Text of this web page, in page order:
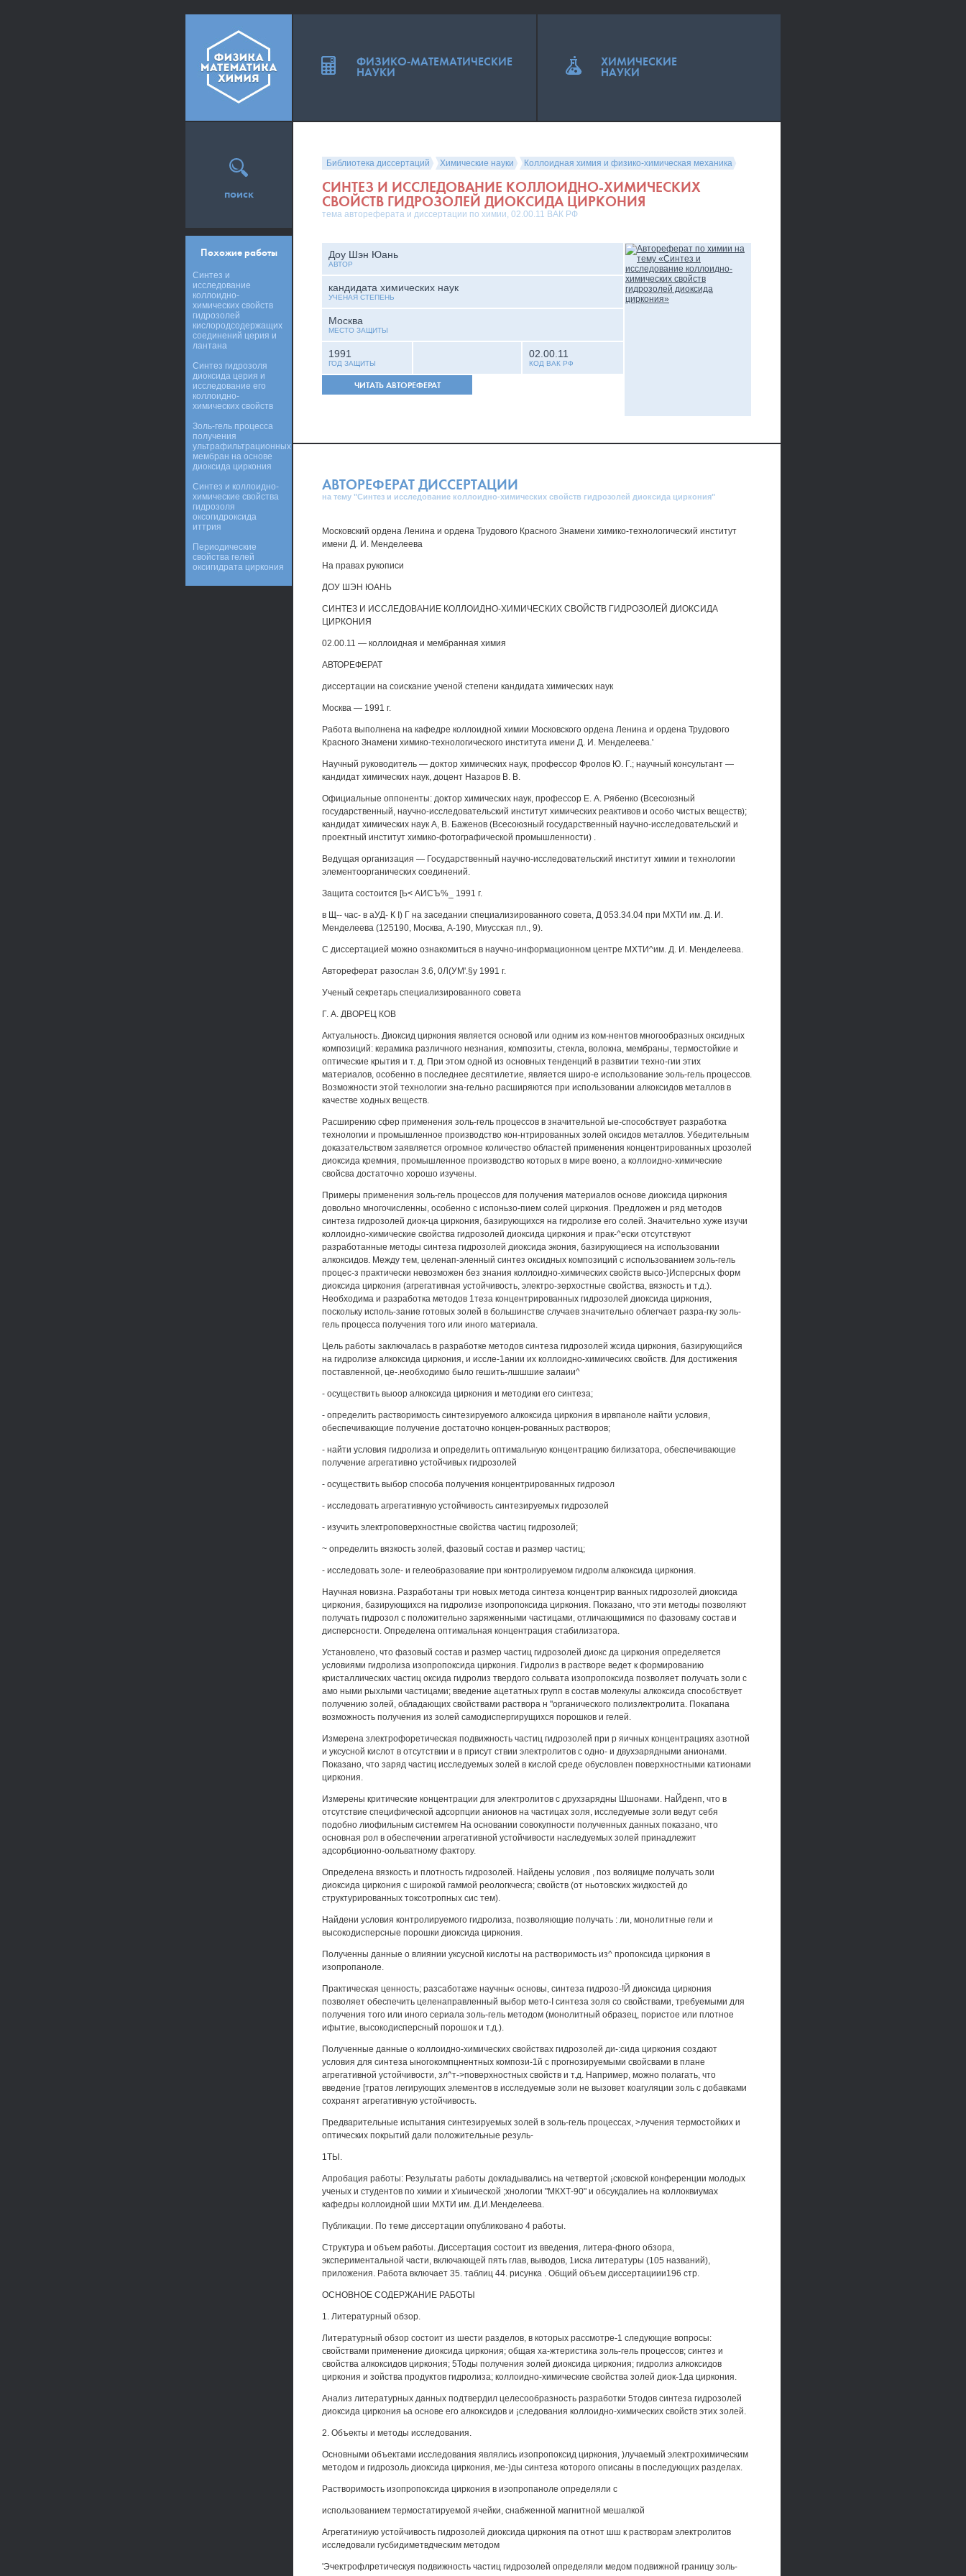
Библиотека диссертаций Химические науки Коллоидная химия и физико-химическая механика
СИНТЕЗ И ИССЛЕДОВАНИЕ КОЛЛОИДНО-ХИМИЧЕСКИХ
СВОЙСТВ ГИДРОЗОЛЕЙ ДИОКСИДА ЦИРКОНИЯ
тема автореферата и диссертации по химии, 02.00.11 ВАК РФ
Доу Шэн Юань
АВТОР
кандидата химических наук
УЧЕНАЯ СТЕПЕНЬ
Москва
МЕСТО ЗАЩИТЫ
1991
ГОД ЗАЩИТЫ
02.00.11
КОД ВАК РФ
ЧИТАТЬ АВТОРЕФЕРАТ
АВТОРЕФЕРАТ ДИССЕРТАЦИИ
на тему "Синтез и исследование коллоидно-химических свойств гидрозолей диоксида циркония"
Московский ордена Ленина и ордена Трудового Красного Знамени химико-технологический институт
имени Д. И. Менделеева
На правах рукописи
ДОУ ШЭН ЮАНЬ
СИНТЕЗ И ИССЛЕДОВАНИЕ КОЛЛОИДНО-ХИМИЧЕСКИХ СВОЙСТВ ГИДРОЗОЛЕЙ ДИОКСИДА
ЦИРКОНИЯ
02.00.11 — коллоидная и мембранная химия
АВТОРЕФЕРАТ
диссертации на соискание ученой степени кандидата химических наук
Москва — 1991 г.
Работа выполнена на кафедре коллоидной химии Московского ордена Ленина и ордена Трудового
Красного Знамени химико-технологического института имени Д. И. Менделеева.'
Научный руководитель — доктор химических наук, профессор Фролов Ю. Г.; научный консультант —
кандидат химических наук, доцент Назаров В. В.
Официальные оппоненты: доктор химических наук, профессор Е. А. Рябенко (Всесоюзный
государственный, научно-исследовательский институт химических реактивов и особо чистых веществ);
кандидат химических наук А, В. Баженов (Всесоюзный государственный научно-исследовательский и
проектный институт химико-фотографической промышленности) .
Ведущая организация — Государственный научно-исследовательский институт химии и технологии
элементоорганических соединений.
Защита состоится [Ь< АИСЪ%_ 1991 г.
в Щ-- час- в аУД- К I) Г на заседании специализированного совета, Д 053.34.04 при МХТИ им. Д. И.
Менделеева (125190, Москва, А-190, Миусская пл., 9).
С диссертацией можно ознакомиться в научно-информационном центре МХТИ^им. Д. И. Менделеева.
Автореферат разослан 3.6, 0Л(УМ'.§у 1991 г.
Ученый секретарь специализированного совета
Г. А. ДВОРЕЦ КОВ
Актуальность. Диоксид циркония является основой или одним из ком-нентов многообразных оксидных
композиций: керамика различного незнания, композиты, стекла, волокна, мембраны, термостойкие и
оптические крытия и т. д. При этом одной из основных тенденций в развитии техно-гии этих
материалов, особенно в последнее десятилетие, является широ-е использование эоль-гель процессов.
Возможности этой технологии зна-гельно расширяются при использовании алкоксидов металлов в
качестве ходных веществ.
Расширению сфер применения золь-гель процессов в значительной ые-способствует разработка
технологии и промышленное производство кон-нтрированных золей оксидов металлов. Убедительным
доказательством заявляется огромное количество областей применения концентрированных црозолей
диоксида кремния, промышленное производство которых в мире воено, а коллоидно-химические
свойсва достаточно хорошо изучены.
Примеры применения золь-гель процессов для получения материалов основе диоксида циркония
довольно многочисленны, особенно с испоньзо-пием солей циркония. Предложен и ряд методов
синтеза гидрозолей диок-ца циркония, базирующихся на гидролизе его солей. Значительно хуже изучи
коллоидно-химические свойства гидрозолей диоксида циркония и прак-^ески отсутствуют
разработанные методы синтеза гидрозолей диоксида экония, базирующиеся на использовании
алкоксидов. Между тем, целенап-эленный синтез оксидных композиций с использованием золь-гель
процес-з практически невозможен без знания коллоидно-химических свойств высо-}Исперсных форм
диоксида циркония (агрегативная устойчивость, электро-зерхостные свойства, вязкость и т.д.).
Необходима и разработка методов 1теза концентрированных гидрозолей диоксида циркония,
поскольку исполь-зание готовых золей в большинстве случаев значительно облегчает разра-гку эоль-
гель процесса получения того или иного материала.
Цель работы заключалась в разработке методов синтеза гидрозолей жсида циркония, базирующийся
на гидролизе алкоксида циркония, и иссле-1ании их коллоидно-химичесикх свойств. Для достижения
поставленной, це-.необходимо было гешить-лшшшие залаии^
- осуществить выоор алкоксида циркония и методики его синтеза;
- определить растворимость синтезируемого алкоксида циркония в ирвпаноле найти условия,
обеспечивающие получение достаточно концен-рованных растворов;
- найти условия гидролиза и определить оптимальную концентрацию билизатора, обеспечивающие
получение агрегативно устойчивых гидрозолей
- осуществить выбор способа получения концентрированных гидроэол
- исследовать агрегативную устойчивость синтезируемых гидрозолей
- изучить электроповерхностные свойства частиц гидрозолей;
~ определить вязкость золей, фазовый состав и размер частиц;
- исследовать золе- и гелеобразоваяие при контролируемом гидролм алкоксида циркония.
Научная новизна. Разработаны три новых метода синтеза концентрир ванных гидрозолей диоксида
циркония, базирующихся на гидролизе изопропоксида циркония. Показано, что эти методы позволяют
получать гидрозол с положительно заряженными частицами, отличающимися по фазоваму состав и
дисперсности. Определена оптимальная концентрация стабилизатора.
Установлено, что фазовый состав и размер частиц гидрозолей диокс да циркония определяется
условиями гидролиза изопропоксида циркония. Гидролиз в растворе ведет к формированию
кристаллических частиц оксида гидролиз твердого сольвата изопропоксида позволяет получать золи с
амо ными рыхлыми частицами; введение ацетатных групп в состав молекулы алкоксида способствует
получению золей, обладающих свойствами раствора н "органического полизлектролита. Покапана
возможность получения из золей самодиспергирущихся порошков и гелей.
Измерена злектрофоретическая подвижность частиц гидрозолей при р яичных концентрациях азотной
и уксусной кислот в отсутствии и в присут ствии электролитов с одно- и двухэарядными анионами.
Показано, что заряд частиц исследуемых золей в кислой среде обусловлен поверхностными катионами
циркония.
Измерены критические концентрации для электролитов с друхзарядны Шшонами. НаЙденп, что в
отсутствие специфической адсорпции анионов на частицах золя, исследуемые золи ведут себя
подобно лиофильным системгем На основании совокупности полученных данных показано, что
основная рол в обеспечении агрегативной устойчивости наследуемых золей принадлежит
адсорбционно-оольватному фактору.
Определена вязкость и плотность гидрозолей. Найдены условия , поз воляицме получать золи
диоксида циркония с широкой гаммой реологкчесга; свойств (от ньотовских жидкостей до
структурированных токсотропных сис тем).
Найдени условия контролируемого гидролиза, позволяющие получать : ли, монолитные гели и
высокодисперсные порошки диоксида циркония.
Полученны данные о влиянии уксусной кислоты на растворимость из^ пропоксида циркония в
изопропаноле.
Практическая ценность; разсаботаже научны« основы, синтеза гидрозо-!Й диоксида циркония
позволяет обеспечить целенаправленный выбор мето-I синтеза золя со свойствами, требуемыми для
получения того или иного сериала золь-гель методом (монолитный образец, пористое или плотное
ифытие, высокодисперсный порошок и т.д.).
Полученные данные о коллоидно-химических свойствах гидрозолей ди-:сида циркония создают
условия для синтеза ыногокомпцнентных компози-1й с прогнозируемыми свойсвами в плане
агрегативной устойчивости, зл^т->поверхностных свойств и т.д. Например, можно полагать, что
введение [тратов легирующих элементов в исследуемые золи не вызовет коагуляции золь с добавками
сохранят агрегативную устойчивость.
Предварительные испытания синтезируемых золей в золь-гель процессах, >лучения термостойких и
оптических покрытий дали положительные резуль-
1ТЫ.
Апробация работы: Результаты работы докладывались на четвертой ¡сковской конференции молодых
ученых и студентов по химии и х'иыической ;хнологии "МКХТ-90" и обсукдалиеь на коллоквиумах
кафедры коллоидной шии МХТИ им. Д.И.Менделеева.
Публикации. По теме диссертации опубликовано 4 работы.
Структура и объем работы. Диссертация состоит из введения, литера-фного обзора,
экспериментальной части, включающей пять глав, выводов, 1иска литературы (105 названий),
приложения. Работа включает 35. таблиц 44. рисунка . Общий объем диссертациии196 стр.
ОСНОВНОЕ СОДЕРЖАНИЕ РАБОТЫ
1. Литературный обзор.
Литературный обзор состоит из шести разделов, в которых рассмотре-1 следующие вопросы:
свойствами применение диоксида циркония; общая ха-жтеристика золь-гель процессов; синтез и
свойства алкоксидов циркония; 5Тоды получения золей диоксида циркония; гидролиз алкоксидов
циркония и зойства продуктов гидролиза; коллоидно-химические свойства золей диок-1да циркония.
Анализ литературных данных подтвердил целесообразность разработки 5тодов синтеза гидрозолей
диоксида циркония ьа основе его алкоксидов и ¡следования коллоидно-химических свойств этих золей.
2. Объекты и методы исследования.
Основными объектами исследования являлись изопропоксид циркония, )лучаемый электрохимическим
методом и гидрозоль диоксида циркония, ме-)ды синтеза которого описаны в последующих разделах.
Растворимость изопропоксида циркония в иэопропаноле определяли с
использованием термостатируемой ячейки, снабженной магнитной мешалкой
Агрегатиниую устойчивость гидрозолей диоксида циркония па отнот шш к растворам электролитов
исследовали гусбидиметвдческим методом
'Эчектрофлретическуя подвижность частиц гидрозолей определяли медом подвижной границу золь-
поиск
Похожие работы
Синтез и
исследование
коллоидно-
химических свойств
гидрозолей
кислородсодержащих
соединений церия и
лантана
Синтез гидрозоля
диоксида церия и
исследование его
коллоидно-
химических свойств
Золь-гель процесса
получения
ультрафильтрационных
мембран на основе
диоксида циркония
Синтез и коллоидно-
химические свойства
гидрозоля
оксогидроксида
иттрия
Периодические
свойства гелей
оксигидрата циркония
ФИЗИКО-МАТЕМАТИЧЕСКИЕ
НАУКИ
ХИМИЧЕСКИЕ
НАУКИ